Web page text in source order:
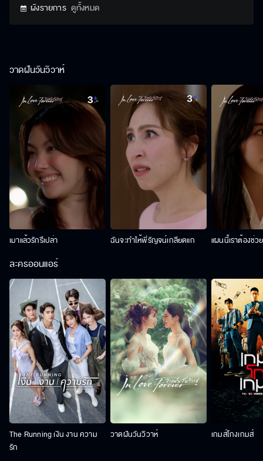
ผังรายการ ดูทั้งหมด
วาดฝันวันวิวาห์
เมาแล้วรักรึเปล่า ฉันจะทำให้พี่รัญจน์เกลียดแก แผนนี้เราต้องช่ว
ละครออนแอร์
The Running เงิน งาน ความ
รัก
วาดฝันวันวิวาห์ เกมส์โกงเกมส์